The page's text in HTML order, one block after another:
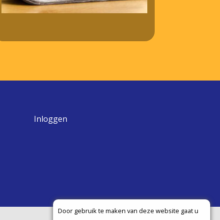
Door gebruik te maken van deze website gaat u
Inloggen